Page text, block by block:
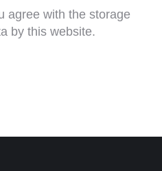
agree with the storage
by this website.